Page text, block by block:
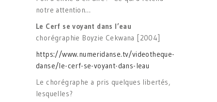
notre attention…
Le Cerf se voyant dans l’eau
chorégraphie Boyzie Cekwana [2004]
https://www.numeridanse.tv/videotheque-
danse/le-cerf-se-voyant-dans-leau
Le chorégraphe a pris quelques libertés,
lesquelles?